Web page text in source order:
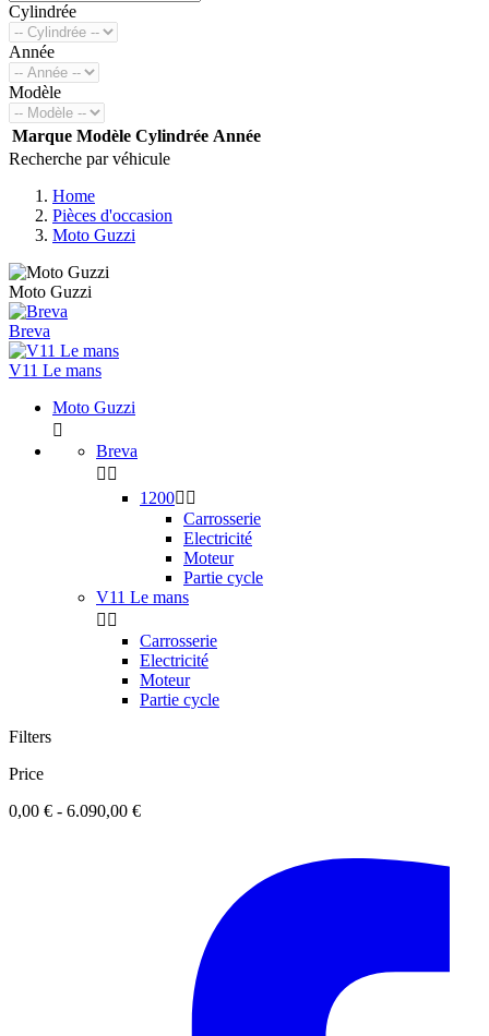
Cylindrée
Année
Modèle
Marque Modèle Cylindrée Année
Recherche par véhicule
Home
Pièces d'occasion
Moto Guzzi
Moto Guzzi
Breva
V11 Le mans
Moto Guzzi

Breva
 
1200 
Carrosserie
Electricité
Moteur
Partie cycle
V11 Le mans
 
Carrosserie
Electricité
Moteur
Partie cycle
Filters
Price
0,00 € - 6.090,00 €